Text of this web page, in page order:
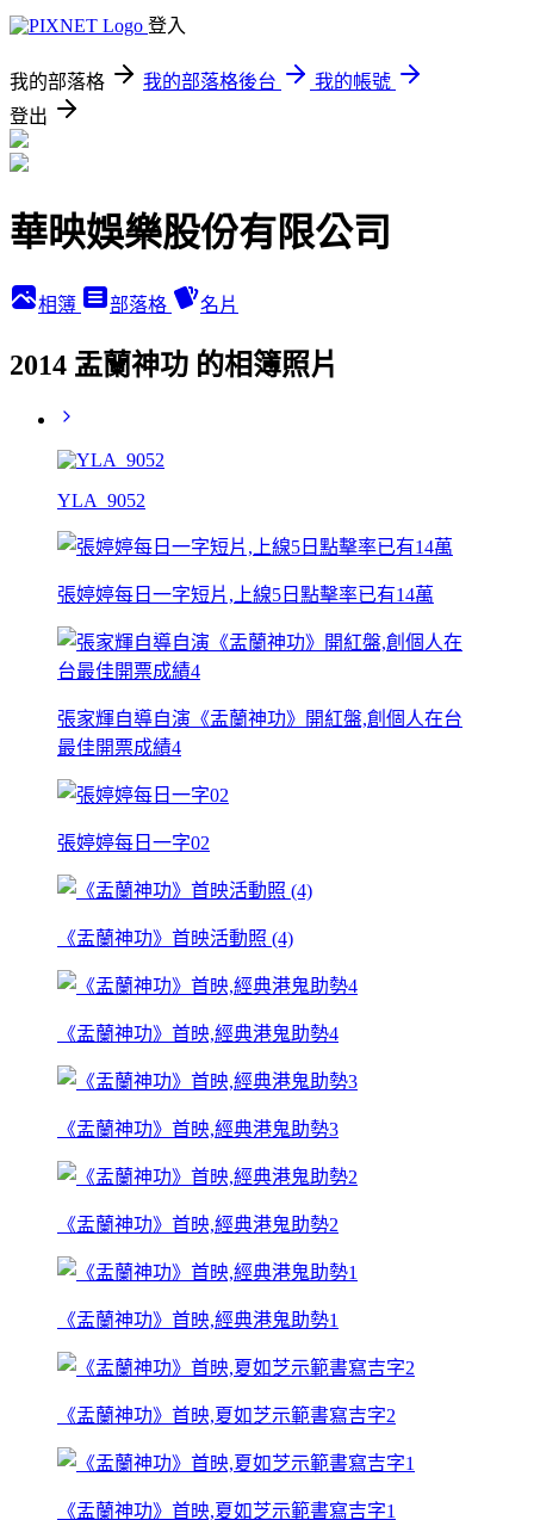
登入
我的部落格 我的部落格後台
我的帳號
登出
華映娛樂股份有限公司
相簿 部落格 名片
2014 盂蘭神功 的相簿照片
YLA_9052
張婷婷每日一字短片,上線5日點擊率已有14萬
張家輝自導自演《盂蘭神功》開紅盤,創個人在台
最佳開票成績4
張婷婷每日一字02
《盂蘭神功》首映活動照 (4)
《盂蘭神功》首映,經典港鬼助勢4
《盂蘭神功》首映,經典港鬼助勢3
《盂蘭神功》首映,經典港鬼助勢2
《盂蘭神功》首映,經典港鬼助勢1
《盂蘭神功》首映,夏如芝示範書寫吉字2
《盂蘭神功》首映,夏如芝示範書寫吉字1